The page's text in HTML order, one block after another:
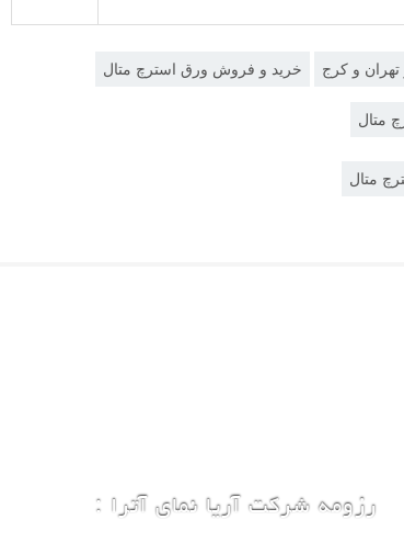
و کرج خرید و فروش ورق استرچ متال
متال
متال
رزومه شرکت آریا نمای آترا :